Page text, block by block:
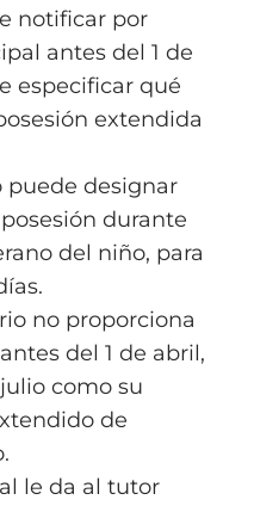
notificar por
antes del 1 de
especificar qué
extendida
puede designar
durante
del niño, para
no proporciona
del 1 de abril,
como su
de
le da al tutor